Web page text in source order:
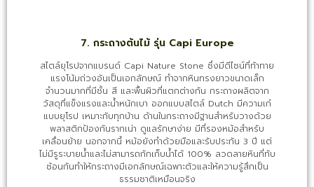
7. กระถางต้นไม้ รุ่น Capi Europe
สไตล์ยุโรปจากแบรนด์ Capi Nature Stone ซึ่งมีดีไซน์ที่ท้าทาย
แรงโน้มถ่วงอันเป็นเอกลักษณ์ ทำจากหินทรงยาวขนาดเล็ก
จำนวนมากที่มีชั้น สี และพื้นผิวที่แตกต่างกัน กระถางผลิตจาก
วัสดุที่แข็งแรงและน้ำหนักเบา ออกแบบสไตล์ Dutch มีความเก๋
แบบยุโรป เหมาะกับทุกบ้าน ด้านในกระถางมีฐานสำหรับวางด้วย
พลาสติกป้องกันรากเน่า ดูแลรักษาง่าย มีที่รองหม้อสำหรับ
เคลื่อนย้าย นอกจากนี้ หม้อยังทำด้วยมือและรับประกัน 3 ปี แต่
ไม่มีรูระบายน้ำและไม่สามารถกักเก็บน้ำได้ 100% ลวดลายหินที่ทับ
ซ้อนกันทำให้กระถางมีเอกลักษณ์เฉพาะตัวและให้ความรู้สึกเป็น
ธรรมชาติเหมือนจริง